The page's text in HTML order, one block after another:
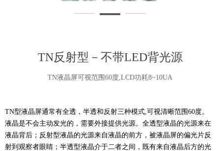
TN反射型－不带LED背光源
TN液晶屏可视范围60度,LCD功耗8~10UA
TN型液晶屏通常有全透，半透和反射三种模式,可视清晰范围60度。
液晶是不会主动发光的，需要外接提供光源。全透型液晶的光源来在
液晶背后；反射型液晶的光源来自液晶的前方，被液晶屏的偏光片反
射到观察者眼睛；半透型液晶介于二者之间，既有来自液晶后方的光